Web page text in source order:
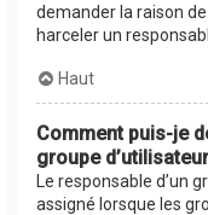
demander la raison
harceler un
Haut
Comment puis-je
groupe
Le responsable d’un
assigné lorsque les